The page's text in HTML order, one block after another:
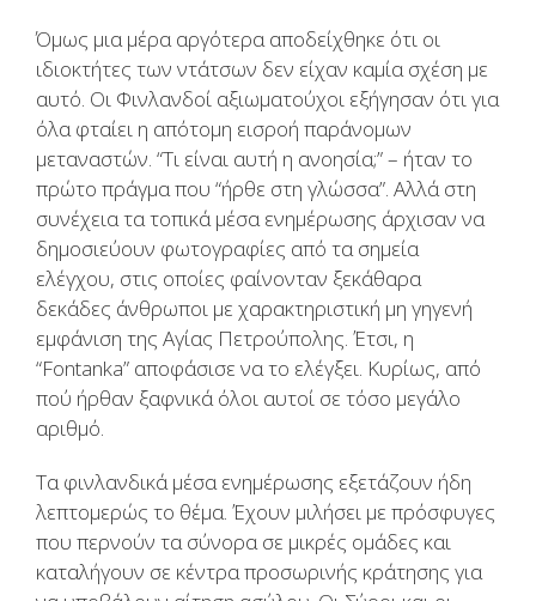
Όμως μια μέρα αργότερα αποδείχθηκε ότι οι
ιδιοκτήτες των ντάτσων δεν είχαν καμία σχέση με
αυτό. Οι Φινλανδοί αξιωματούχοι εξήγησαν ότι για
όλα φταίει η απότομη εισροή παράνομων
μεταναστών. “Τι είναι αυτή η ανοησία;” – ήταν το
πρώτο πράγμα που “ήρθε στη γλώσσα”. Αλλά στη
συνέχεια τα τοπικά μέσα ενημέρωσης άρχισαν να
δημοσιεύουν φωτογραφίες από τα σημεία
ελέγχου, στις οποίες φαίνονταν ξεκάθαρα
δεκάδες άνθρωποι με χαρακτηριστική μη γηγενή
εμφάνιση της Αγίας Πετρούπολης. Έτσι, η
“Fontanka” αποφάσισε να το ελέγξει. Κυρίως, από
πού ήρθαν ξαφνικά όλοι αυτοί σε τόσο μεγάλο
αριθμό.
Τα φινλανδικά μέσα ενημέρωσης εξετάζουν ήδη
λεπτομερώς το θέμα. Έχουν μιλήσει με πρόσφυγες
που περνούν τα σύνορα σε μικρές ομάδες και
καταλήγουν σε κέντρα προσωρινής κράτησης για